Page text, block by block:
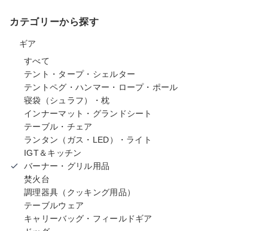
カテゴリーから探す
ギア
すべて
テント・タープ・シェルター
テントペグ・ハンマー・ロープ・ポール
寝袋（シュラフ）・枕
インナーマット・グランドシート
テーブル・チェア
ランタン（ガス・LED）・ライト
IGT＆キッチン
バーナー・グリル用品
焚火台
調理器具（クッキング用品）
テーブルウェア
キャリーバッグ・フィールドギア